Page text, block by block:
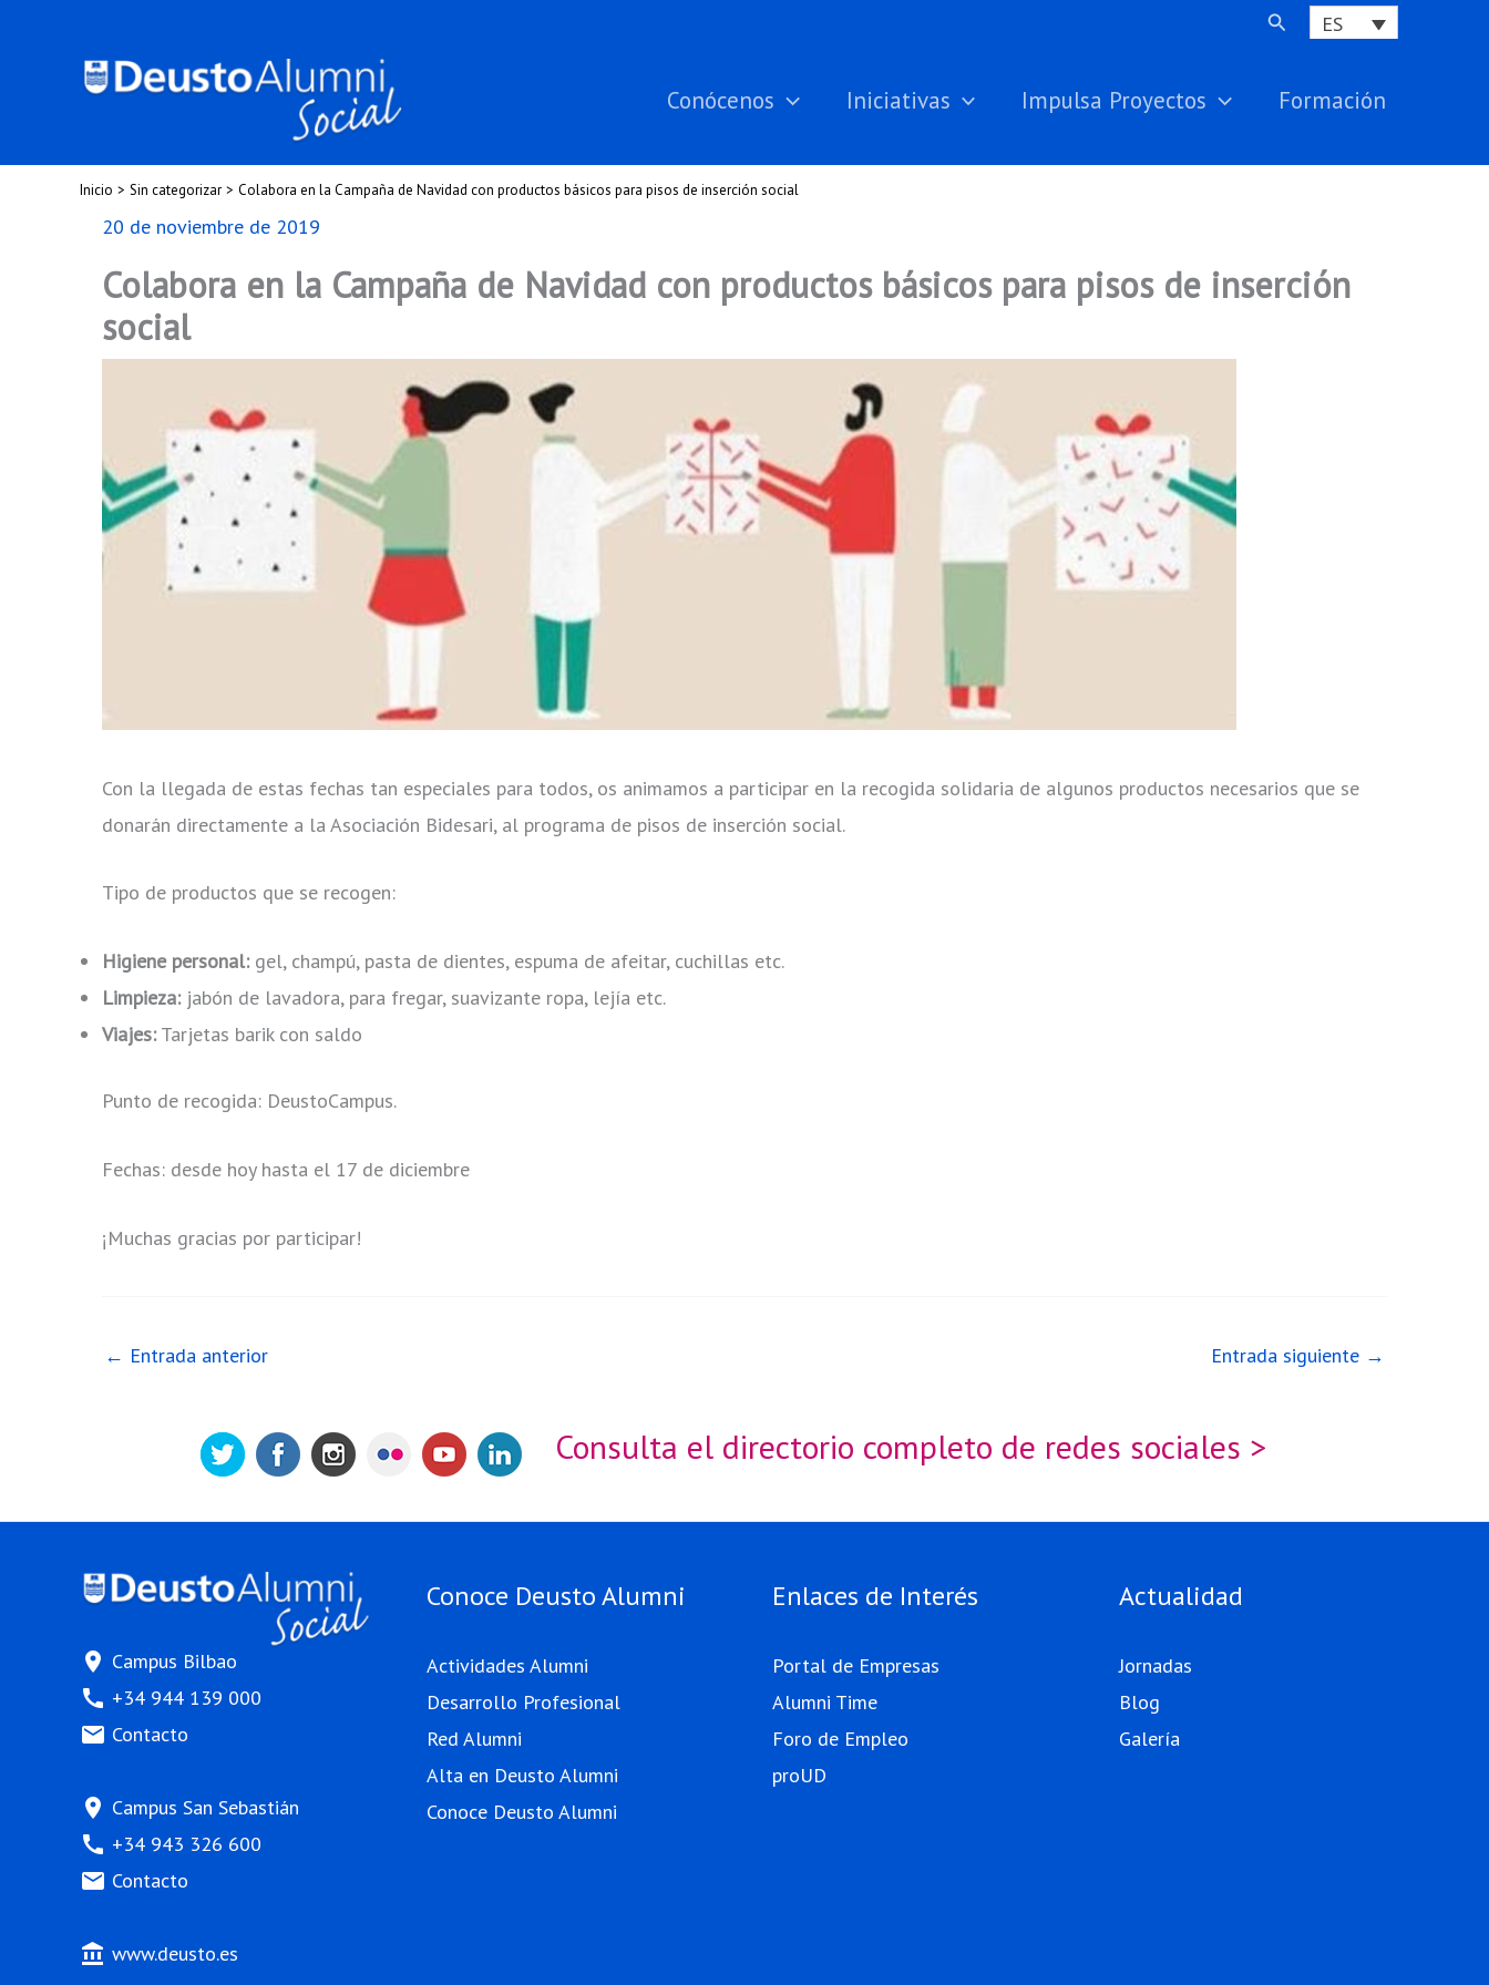
Buscar ES
Conócenos Iniciativas Impulsa Proyectos Formación
Inicio Sin categorizar Colabora en la Campaña de Navidad con productos básicos para pisos de inserción social
20 de noviembre de 2019
Colabora en la Campaña de Navidad con productos básicos para pisos de inserción
social
Con la llegada de estas fechas tan especiales para todos, os animamos a participar en la recogida solidaria de algunos productos necesarios que se
donarán directamente a la Asociación Bidesari, al programa de pisos de inserción social.
Tipo de productos que se recogen:
Higiene personal:gel, champú, pasta de dientes, espuma de afeitar, cuchillas etc.
Limpieza: jabón de lavadora, para fregar, suavizante ropa, lejía etc.
Viajes:Tarjetas barik con saldo
Punto de recogida: DeustoCampus.
Fechas: desde hoy hasta el 17 de diciembre
¡Muchas gracias por participar!
← Entrada anterior Entrada siguiente →
Consulta el directorio completo de redes sociales >
location_on Campus Bilbao
call +34 944 139 000
mail Contacto
location_on Campus San Sebastián
call +34 943 326 600
mail Contacto
account_balance www.deusto.es
Conoce Deusto Alumni
Actividades Alumni
Desarrollo Profesional
Red Alumni
Alta en Deusto Alumni
Conoce Deusto Alumni
Enlaces de Interés
Portal de Empresas
Alumni Time
Foro de Empleo
proUD
Actualidad
Jornadas
Blog
Galería